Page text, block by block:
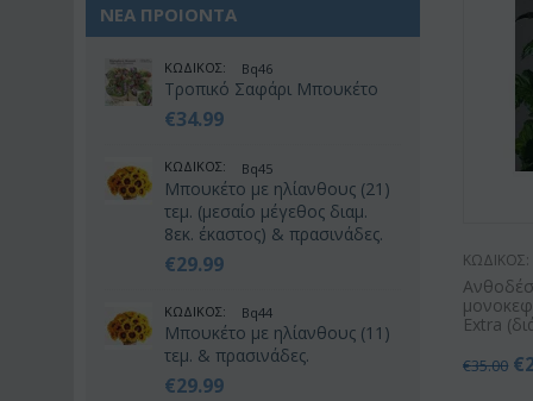
ΝΕΑ ΠΡΟΙΟΝΤΑ
ΚΩΔΙΚΟΣ: Bq46
Τροπικό Σαφάρι Μπουκέτο
€34.99
ΚΩΔΙΚΟΣ: Bq45
Μπουκέτο με ηλίανθους (21)
τεμ. (μεσαίο μέγεθος διαμ.
8εκ. έκαστος) & πρασινάδες.
€29.99
ΚΩΔΙΚΟΣ: Bq44
Μπουκέτο με ηλίανθους (11)
τεμ. & πρασινάδες.
€29.99
ΚΩΔΙΚΟΣ:
Extra
€35.00 €